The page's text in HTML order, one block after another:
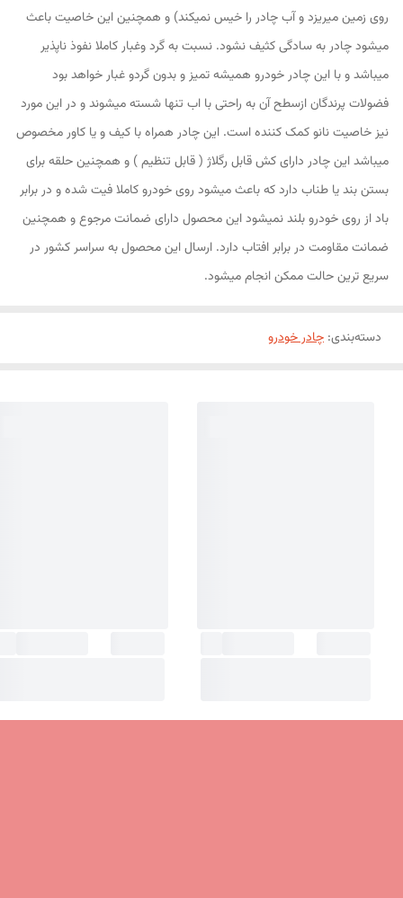
روی زمین میریزد و آب چادر را خیس نمیکند) و همچنین این خاصیت باعث
میشود چادر به سادگی کثیف نشود. نسبت به گرد وغبار کاملا نفوذ ناپذیر
میباشد و با این چادر خودرو همیشه تمیز و بدون گردو غبار خواهد بود
فضولات پرندگان ازسطح آن به راحتی با اب تنها شسته میشوند و در این مورد
نیز خاصیت نانو کمک کننده است. این چادر همراه با کیف و یا کاور مخصوص
میباشد این چادر دارای کش قابل رگلاژ ( قابل تنظیم ) و همچنین حلقه برای
بستن بند یا طناب دارد که باعث میشود روی خودرو کاملا فیت شده و در برابر
باد از روی خودرو بلند نمیشود این محصول دارای ضمانت مرجوع و همچنین
ضمانت مقاومت در برابر افتاب دارد. ارسال این محصول به سراسر کشور در
سریع ترین حالت ممکن انجام میشود.
دسته‌بندی: چادر خودرو